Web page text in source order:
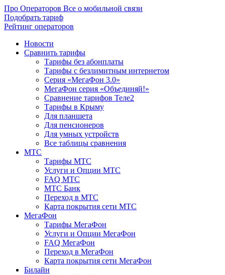
Про Операторов Все о мобильной связи
Подобрать тариф
Рейтинг операторов
Новости
Сравнить тарифы
Тарифы без абонплаты
Тарифы с безлимитным интернетом
Серия «МегаФон 3.0»
МегаФон серия «Объединяй!»
Сравнение тарифов Теле2
Тарифы в Крыму
Для планшета
Для пенсионеров
Для умных устройств
Все таблицы сравнения
МТС
Тарифы МТС
Услуги и Опции МТС
FAQ МТС
МТС Банк
Переход в МТС
Карта покрытия сети МТС
МегаФон
Тарифы МегаФон
Услуги и Опции МегаФон
FAQ МегаФон
Переход в МегаФон
Карта покрытия сети МегаФон
Билайн